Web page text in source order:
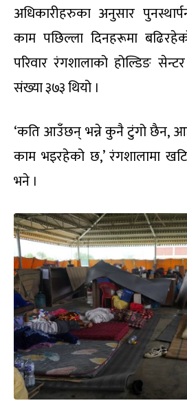
अधिकारीहरुका अनुसार
काम पछिल्ला दिनहरूमा
परिवार रंगशालाको होल्डिङ
संख्या ३७३ थियो ।
‘कति आउँछन् भन्ने कुनै टुंगो छैन,
काम भइरहेको छ,’ रंगशालामा
भने ।